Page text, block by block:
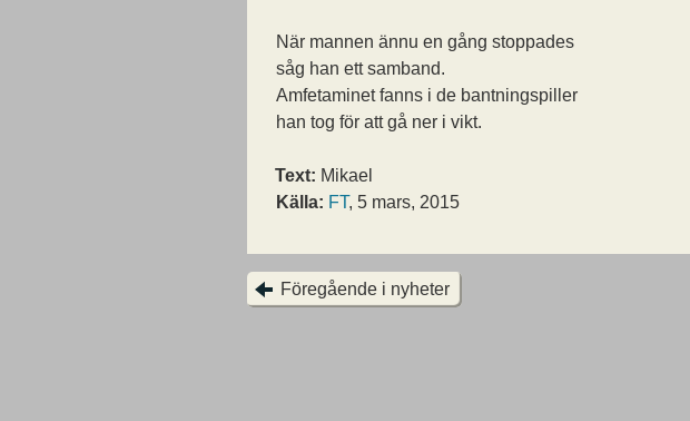
När mannen ännu en gång stoppades
såg han ett samband.
Amfetaminet fanns i de bantningspiller
han tog för att gå ner i vikt.
Text: Mikael
Källa: FT, 5 mars, 2015
Föregående i nyheter